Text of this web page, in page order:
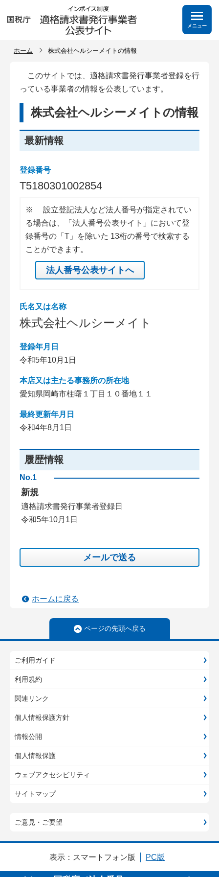
メニュー
ホーム 株式会社ヘルシーメイトの情報
このサイトでは、適格請求書発行事業者登録を行
っている事業者の情報を公表しています。
株式会社ヘルシーメイトの情報
最新情報
登録番号
T5180301002854
※
設立登記法人など法人番号が指定されてい
る場合は、「法人番号公表サイト」において登
録番号の「T」を除いた 13桁の番号で検索する
ことができます。
法人番号公表サイトへ
氏名又は名称
株式会社ヘルシーメイト
登録年月日
令和5年10月1日
本店又は主たる事務所の所在地
愛知県岡崎市柱曙１丁目１０番地１１
最終更新年月日
令和4年8月1日
履歴情報
No.1
新規
適格請求書発行事業者登録日
令和5年10月1日
メールで送る
ホームに戻る
ページの先頭へ戻る
ご利用ガイド
利用規約
関連リンク
個人情報保護方針
情報公開
個人情報保護
ウェブアクセシビリティ
サイトマップ
ご意見・ご要望
表示： スマートフォン版 PC版